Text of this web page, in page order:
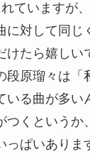
ていますが
に対して同じ
けたら嬉しい
段原瑠々は「
いる曲が多い
つくというか
っぱいありま